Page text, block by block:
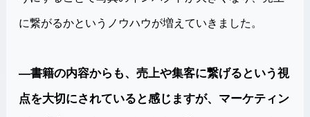
に繋がるかというノウハウが増えていきました。
―書籍の内容からも、売上や集客に繋げるという視
点を大切にされていると感じますが、マーケティン